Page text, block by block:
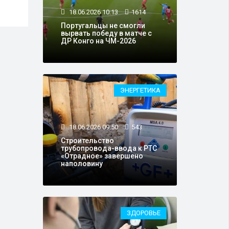
18.06.2026 10:13 1614
Португальцы не смогли
вырвать победу в матче с
ДР Конго на ЧМ-2026
ЭНЕРГЕТИКА
18.06.2026 09:50 543
Строительство
трубопровода-ввода к РТС
«Отрадное» завершено
наполовину
ЗДОРОВЬЕ